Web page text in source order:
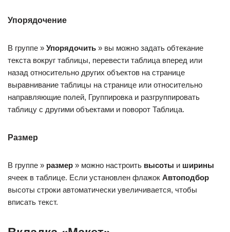
Упорядочение
В группе » Упорядочить » вы можно задать обтекание
текста вокруг таблицы, перевести таблица вперед или
назад относительно других объектов на странице
выравнивание таблицы на странице или относительно
направляющие полей, Группировка и разгруппировать
таблицу с другими объектами и поворот Таблица.
Размер
В группе » размер » можно настроить высоты и ширины
ячеек в таблице. Если установлен флажок Автоподбор
высоты строки автоматически увеличивается, чтобы
вписать текст.